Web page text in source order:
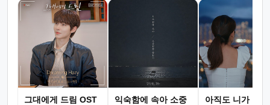
그대에게 드림 OST
익숙함에 속아 소중
아직도 니가 그